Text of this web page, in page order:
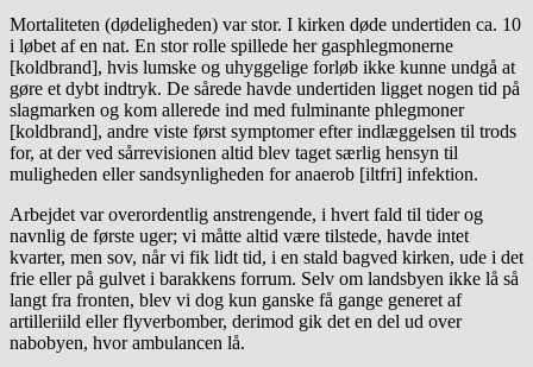
Mortaliteten (dødeligheden) var stor. I kirken døde undertiden ca. 10
i løbet af en nat. En stor rolle spillede her gasphlegmonerne
[koldbrand], hvis lumske og uhyggelige forløb ikke kunne undgå at
gøre et dybt indtryk. De sårede havde undertiden ligget nogen tid på
slagmarken og kom allerede ind med fulminante phlegmoner
[koldbrand], andre viste først symptomer efter indlæggelsen til trods
for, at der ved sårrevisionen altid blev taget særlig hensyn til
muligheden eller sandsynligheden for anaerob [iltfri] infektion.
Arbejdet var overordentlig anstrengende, i hvert fald til tider og
navnlig de første uger; vi måtte altid være tilstede, havde intet
kvarter, men sov, når vi fik lidt tid, i en stald bagved kirken, ude i det
frie eller på gulvet i barakkens forrum. Selv om landsbyen ikke lå så
langt fra fronten, blev vi dog kun ganske få gange generet af
artilleriild eller flyverbomber, derimod gik det en del ud over
nabobyen, hvor ambulancen lå.